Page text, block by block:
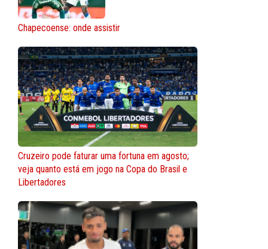
Chapecoense: onde assistir
Cruzeiro pode faturar uma fortuna em agosto;
veja quanto está em jogo na Copa do Brasil e
Libertadores